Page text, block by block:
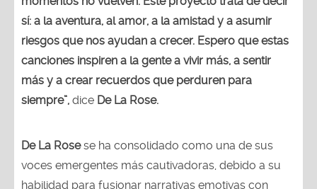
sí: a la aventura, al amor, a la amistad y a asumir
riesgos que nos ayudan a crecer. Espero que estas
canciones inspiren a la gente a vivir más, a sentir
más y a crear recuerdos que perduren para
siempre”, dice De La Rose.
De La Rosese ha consolidado como una de sus
voces emergentes más cautivadoras, debido a su
habilidad para fusionar narrativas emotivas con